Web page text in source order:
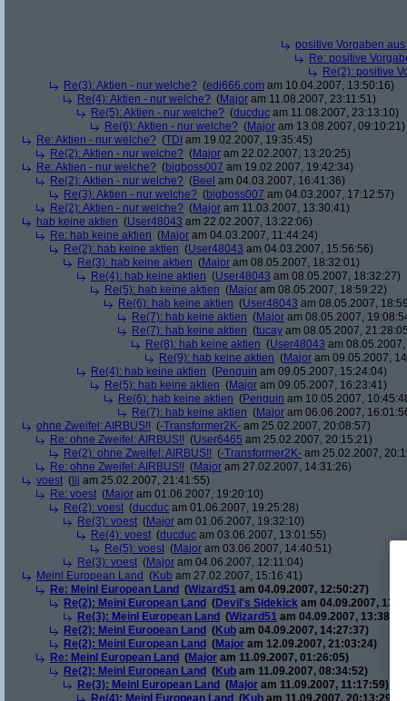
positive Vorgaben
Re: positive
Re(2): positive
Re(3): Aktien - nur welche? (edi666.com am 10.04.2007, 13:50:16)
Re(4): Aktien - nur welche? (Major am 11.08.2007, 23:11:51)
Re(5): Aktien - nur welche? (ducduc am 11.08.2007, 23:13:10)
Re(6): Aktien - nur welche? (Major am 13.08.2007, 09:10:21)
Re: Aktien - nur welche? (TDI am 19.02.2007, 19:35:45)
Re(2): Aktien - nur welche? (Major am 22.02.2007, 13:20:25)
Re: Aktien - nur welche? (bigboss007 am 19.02.2007, 19:42:34)
Re(2): Aktien - nur welche? (Beel am 04.03.2007, 16:41:36)
Re(3): Aktien - nur welche? (bigboss007 am 04.03.2007, 17:12:57)
Re(2): Aktien - nur welche? (Major am 11.03.2007, 13:30:41)
hab keine aktien (User48043 am 22.02.2007, 13:22:06)
Re: hab keine aktien (Major am 04.03.2007, 11:44:24)
Re(2): hab keine aktien (User48043 am 04.03.2007, 15:56:56)
Re(3): hab keine aktien (Major am 08.05.2007, 18:32:01)
Re(4): hab keine aktien (User48043 am 08.05.2007, 18:32:27)
Re(5): hab keine aktien (Major am 08.05.2007, 18:59:22)
Re(6): hab keine aktien (User48043 am 08.05.2007,
Re(7): hab keine aktien (Major am 08.05.2007,
Re(7): hab keine aktien (tucay am 08.05.2007,
Re(8): hab keine aktien (User48043 am
Re(9): hab keine aktien (Major am 09.05.2007,
Re(4): hab keine aktien (Penguin am 09.05.2007, 15:24:04)
Re(5): hab keine aktien (Major am 09.05.2007, 16:23:41)
Re(6): hab keine aktien (Penguin am 10.05.2007,
Re(7): hab keine aktien (Major am 06.06.2007,
ohne Zweifel: AIRBUS!! (-Transformer2K- am 25.02.2007, 20:08:57)
Re: ohne Zweifel: AIRBUS!! (User6465 am 25.02.2007, 20:15:21)
Re(2): ohne Zweifel: AIRBUS!! (-Transformer2K- am 25.02.2007,
Re: ohne Zweifel: AIRBUS!! (Major am 27.02.2007, 14:31:26)
voest ( lij am 25.02.2007, 21:41:55)
Re: voest (Major am 01.06.2007, 19:20:10)
Re(2): voest (ducduc am 01.06.2007, 19:25:28)
Re(3): voest (Major am 01.06.2007, 19:32:10)
Re(4): voest (ducduc am 03.06.2007, 13:01:55)
Re(5): voest (Major am 03.06.2007, 14:40:51)
Re(3): voest (Major am 04.06.2007, 12:11:04)
Meinl European Land (Kub am 27.02.2007, 15:16:41)
Re: Meinl European Land (Wizard51 am 04.09.2007, 12:50:27)
Re(2): Meinl European Land (Devil's Sidekick am 04.09.2007,
Re(3): Meinl European Land (Wizard51 am 04.09.2007,
Re(2): Meinl European Land (Kub am 04.09.2007, 14:27:37)
Re(2): Meinl European Land (Major am 12.09.2007, 21:03:24)
Re: Meinl European Land (Major am 11.09.2007, 01:26:05)
Re(2): Meinl European Land (Kub am 11.09.2007, 08:34:52)
Re(3): Meinl European Land (Major am 11.09.2007, 11:17:59)
Re(4): Meinl European Land (Kub am 11.09.2007, 20:13:29)